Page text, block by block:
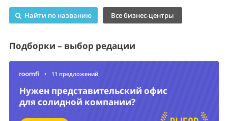
Найти по названию Все бизнес-центры
Подборки – выбор редации
• 11 предложений
Нужен представительский офис
для солидной компании?